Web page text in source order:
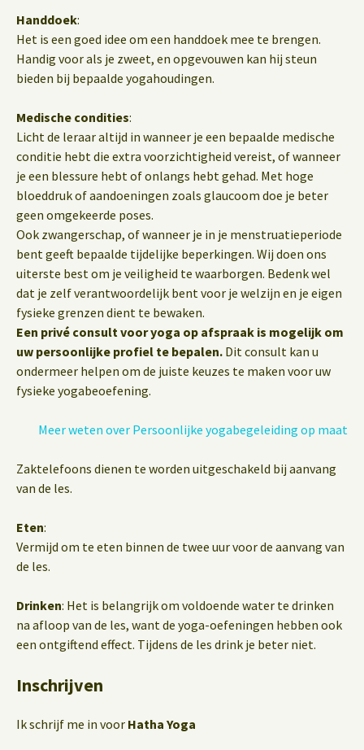
Handdoek:
Het is een goed idee om een handdoek mee te brengen.
Handig voor als je zweet, en opgevouwen kan hij steun
bieden bij bepaalde yogahoudingen.
Medische condities:
Licht de leraar altijd in wanneer je een bepaalde medische
conditie hebt die extra voorzichtigheid vereist, of wanneer
je een blessure hebt of onlangs hebt gehad. Met hoge
bloeddruk of aandoeningen zoals glaucoom doe je beter
geen omgekeerde poses.
Ook zwangerschap, of wanneer je in je menstruatieperiode
bent geeft bepaalde tijdelijke beperkingen. Wij doen ons
uiterste best om je veiligheid te waarborgen. Bedenk wel
dat je zelf verantwoordelijk bent voor je welzijn en je eigen
fysieke grenzen dient te bewaken.
Een privé consult voor yoga op afspraak is mogelijk om
uw persoonlijke profiel te bepalen. Dit consult kan u
ondermeer helpen om de juiste keuzes te maken voor uw
fysieke yogabeoefening.
Meer weten over Persoonlijke yogabegeleiding op maat
Zaktelefoons dienen te worden uitgeschakeld bij aanvang
van de les.
Eten:
Vermijd om te eten binnen de twee uur voor de aanvang van
de les.
Drinken: Het is belangrijk om voldoende water te drinken
na afloop van de les, want de yoga-oefeningen hebben ook
een ontgiftend effect. Tijdens de les drink je beter niet.
Inschrijven
Ik schrijf me in voor Hatha Yoga